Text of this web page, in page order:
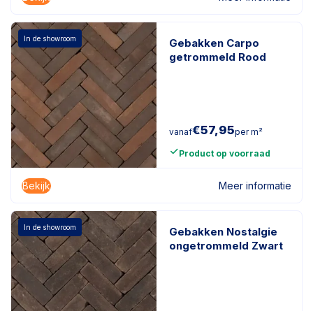
In de showroom
Gebakken Carpo
getrommeld Rood
vanaf€57,95per m²
Product op voorraad
Bekijk Meer informatie
In de showroom
Gebakken Nostalgie
ongetrommeld Zwart